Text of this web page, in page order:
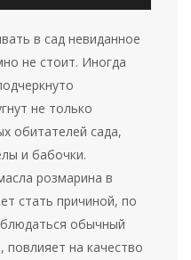
в сад невиданное
не стоит. Иногда
не только
обитателей сада,
и бабочки.
розмарина в
стать причиной, по
обычный
повлияет на качество